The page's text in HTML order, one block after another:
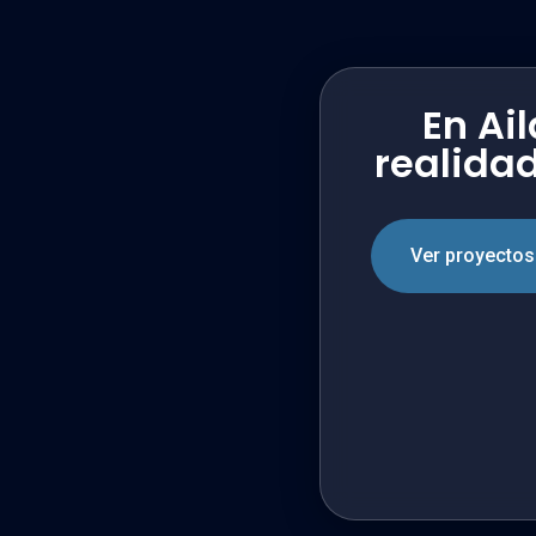
En
Ver proyectos